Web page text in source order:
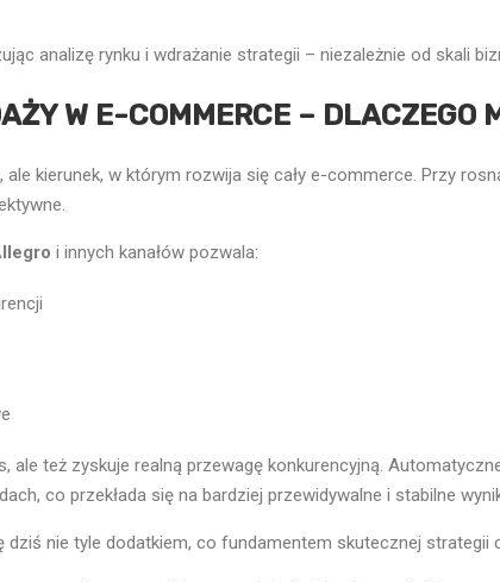
analizę rynku i wdrażanie strategii – niezależnie od skali
W E-COMMERCE – DLACZEGO
kierunek, w którym rozwija się cały e-commerce. Przy
i innych kanałów pozwala:
też zyskuje realną przewagę konkurencyjną.
co przekłada się na bardziej przewidywalne i stabilne
dziś nie tyle dodatkiem, co fundamentem skutecznej strategii